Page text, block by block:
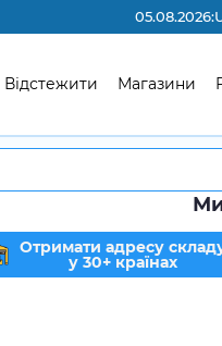
05.08.2026:
Відстежити Магазини
Отримати адресу
у 30+ країнах